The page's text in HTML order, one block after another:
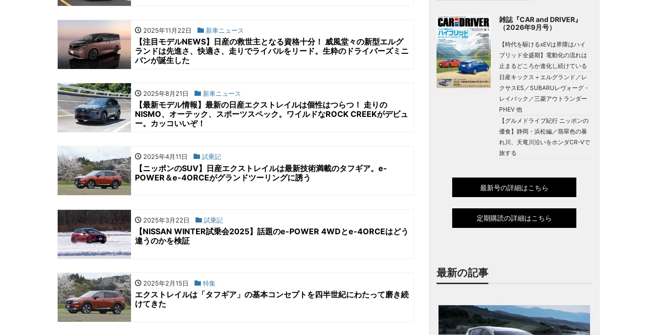
2025年11月22日 新車ニュース
【注目モデルNEWS】日産の救世主となる資格十分！ 威風堂々の新型エルグ
ランドは先進さ、快適さ、走りでライバルをリード。生粋のドライバーズミニ
バンが誕生した
2025年8月21日 新車ニュース
【最新モデル情報】最新の日産エクストレイルは個性はつらつ！ 走りの
NISMO、オーテック、スポーツスペック。ワイルドなROCK CREEKがデビュ
ー。カッコいいぞ！
2025年4月11日 試乗記
【ニッポンのSUV】日産エクストレイルは最新技術満載のタフギア。e-
POWER＆e-4ORCEがグランドツーリングに誘う
2025年3月22日 試乗記
【NISSAN WINTER試乗会2025】話題のe-POWER 4WDとe-4ORCEはどう
違うのかを検証
2025年2月15日 特集
エクストレイルは「タフギア」の基本コンセプトを四半世紀にわたって磨き続
けてきた
雑誌『CAR and DRIVER』
（2026年9月号）
【時代を駆けるxEVは界隈はハイ
ブリッド全盛期】電動化の流れは
止まるどころか進化し続けている
日産キックス＋エルグランド／レ
クサスES／SUBARUレヴォーグ・
レイバック／三菱アウトランダー
PHEV 他
【グルメドライブ紀行 ニッポンの
優食】静岡・浜松編／翡翠色の暴
れ川、天竜川沿いをホンダCR-Vで
旅する
最新号の詳細はこちら
定期購読の詳細はこちら
最新の記事